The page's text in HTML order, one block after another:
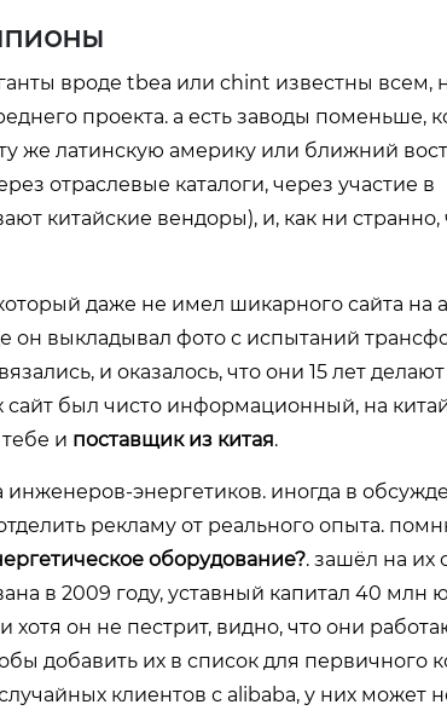
вроде tbea или chint известны всем,
проекта. а есть заводы поменьше,
же латинскую америку или ближний
отраслевые каталоги, через участие в
китайские вендоры), и, как ни странно,
даже не имел шикарного сайта на
он выкладывал фото с испытаний
и оказалось, что они 15 лет делают
сайт был чисто информационный, на
и поставщик из китая.
энергетиков. иногда в
рекламу от реального опыта.
оборудование?. зашёл на их
в 2009 году, уставный капитал 40 млн
хотя он не пестрит, видно, что они
добавить их в список для первичного
клиентов с alibaba, у них может